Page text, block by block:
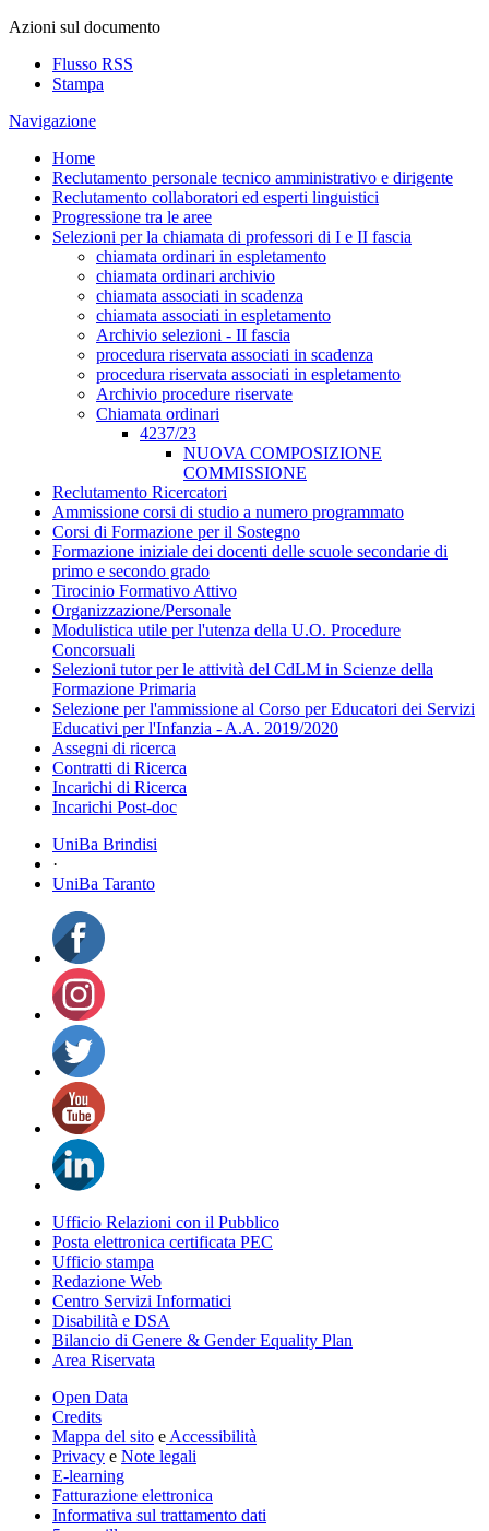
Azioni sul documento
Flusso RSS
Stampa
Navigazione
Home
Reclutamento personale tecnico amministrativo e dirigente
Reclutamento collaboratori ed esperti linguistici
Progressione tra le aree
Selezioni per la chiamata di professori di I e II fascia
chiamata ordinari in espletamento
chiamata ordinari archivio
chiamata associati in scadenza
chiamata associati in espletamento
Archivio selezioni - II fascia
procedura riservata associati in scadenza
procedura riservata associati in espletamento
Archivio procedure riservate
Chiamata ordinari
4237/23
NUOVA COMPOSIZIONE
COMMISSIONE
Reclutamento Ricercatori
Ammissione corsi di studio a numero programmato
Corsi di Formazione per il Sostegno
Formazione iniziale dei docenti delle scuole secondarie di
primo e secondo grado
Tirocinio Formativo Attivo
Organizzazione/Personale
Modulistica utile per l'utenza della U.O. Procedure
Concorsuali
Selezioni tutor per le attività del CdLM in Scienze della
Formazione Primaria
Selezione per l'ammissione al Corso per Educatori dei Servizi
Educativi per l'Infanzia - A.A. 2019/2020
Assegni di ricerca
Contratti di Ricerca
Incarichi di Ricerca
Incarichi Post-doc
UniBa Brindisi
·
UniBa Taranto
Ufficio Relazioni con il Pubblico
Posta elettronica certificata PEC
Ufficio stampa
Redazione Web
Centro Servizi Informatici
Disabilità e DSA
Bilancio di Genere & Gender Equality Plan
Area Riservata
Open Data
Credits
Mappa del sito e Accessibilità
Privacy e Note legali
E-learning
Fatturazione elettronica
Informativa sul trattamento dati